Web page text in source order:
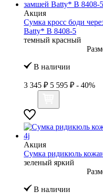
Акция
Сумка кросс боди
Batty* B 8408-5
темный красный
В наличии
3 345 ₽ 5 595 ₽ - 40%
Акция
Сумка ридикюль
зеленый яркий
В наличии